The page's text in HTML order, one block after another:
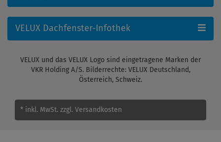
VELUX Dachfenster-Infothek
VELUX und das VELUX Logo sind eingetragene Marken der
VKR Holding A/S. Bilderrechte: VELUX Deutschland,
Österreich, Schweiz.
* inkl. MwSt. zzgl. Versandkosten